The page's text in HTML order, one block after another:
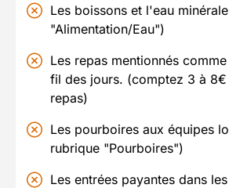
Les boissons et l'eau
"Alimentation/Eau")
Les repas mentionnés
fil des jours. (comptez 3 à
repas)
Les pourboires aux équipes
rubrique "Pourboires")
Les entrées payantes dans